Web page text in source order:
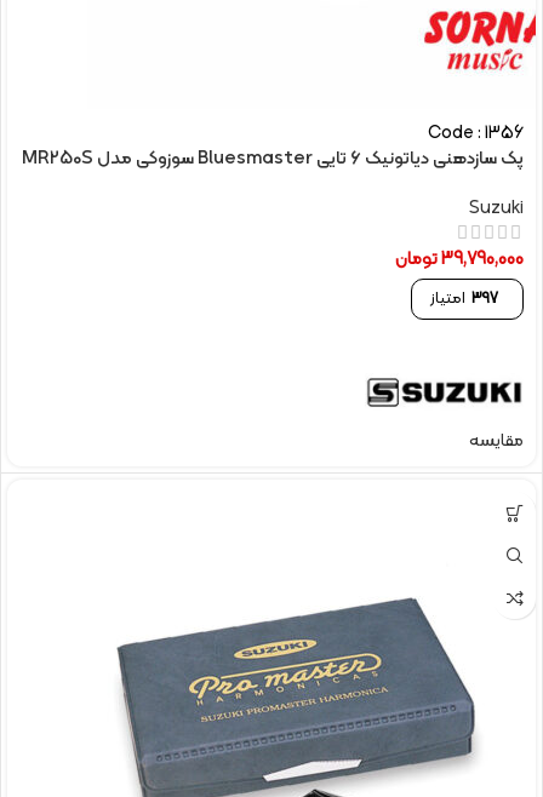
Code : 1356
پک سازدهنی دیاتونیک 6 تایی Bluesmaster سوزوکی مدل MR250S
Suzuki
39,790,000تومان
397 امتیاز
مقایسه